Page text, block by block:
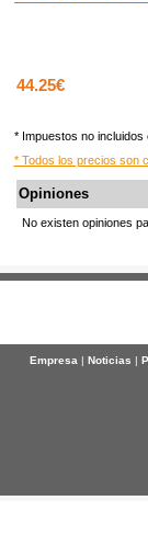
44.25€
* Impuestos no incluidos
* Todos los precios son
Opiniones
No existen opiniones
Empresa| Noticias |